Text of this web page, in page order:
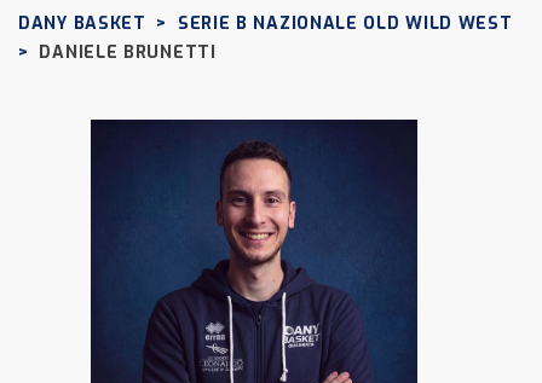
DANY BASKET >
SERIE B NAZIONALE OLD WILD WEST
> DANIELE BRUNETTI